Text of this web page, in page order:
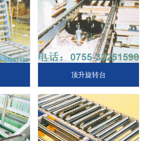
顶升旋转台